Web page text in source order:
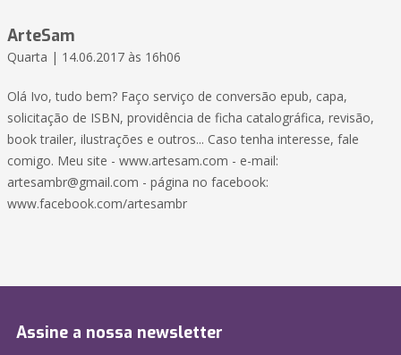
ArteSam
Quarta | 14.06.2017 às 16h06
Olá Ivo, tudo bem? Faço serviço de conversão epub, capa,
solicitação de ISBN, providência de ficha catalográfica, revisão,
book trailer, ilustrações e outros... Caso tenha interesse, fale
comigo. Meu site - www.artesam.com - e-mail:
artesambr@gmail.com - página no facebook:
www.facebook.com/artesambr
Assine a nossa newsletter